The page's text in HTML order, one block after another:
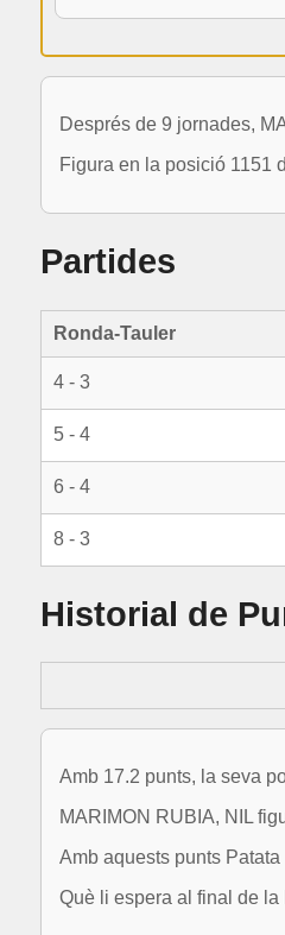
Després de 9 jornades,
Figura en la posició 1151
Partides
Ronda-Tauler
4 - 3
5 - 4
6 - 4
8 - 3
Historial de
Amb 17.2 punts, la seva
MARIMON RUBIA, NIL
Amb aquests punts
Què li espera al final de la